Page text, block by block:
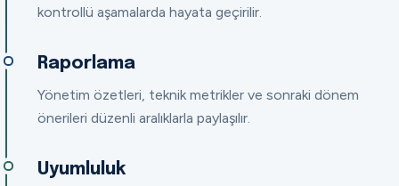
kontrollü aşamalarda hayata geçirilir.
Raporlama
Yönetim özetleri, teknik metrikler ve sonraki dönem
önerileri düzenli aralıklarla paylaşılır.
Uyumluluk